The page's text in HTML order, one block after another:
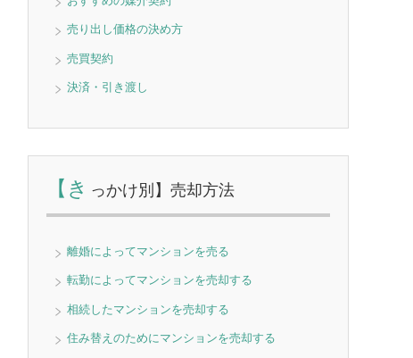
売り出し価格の決め方
売買契約
決済・引き渡し
【き っかけ別】売却方法
離婚によってマンションを売る
転勤によってマンションを売却する
相続したマンションを売却する
住み替えのためにマンションを売却する